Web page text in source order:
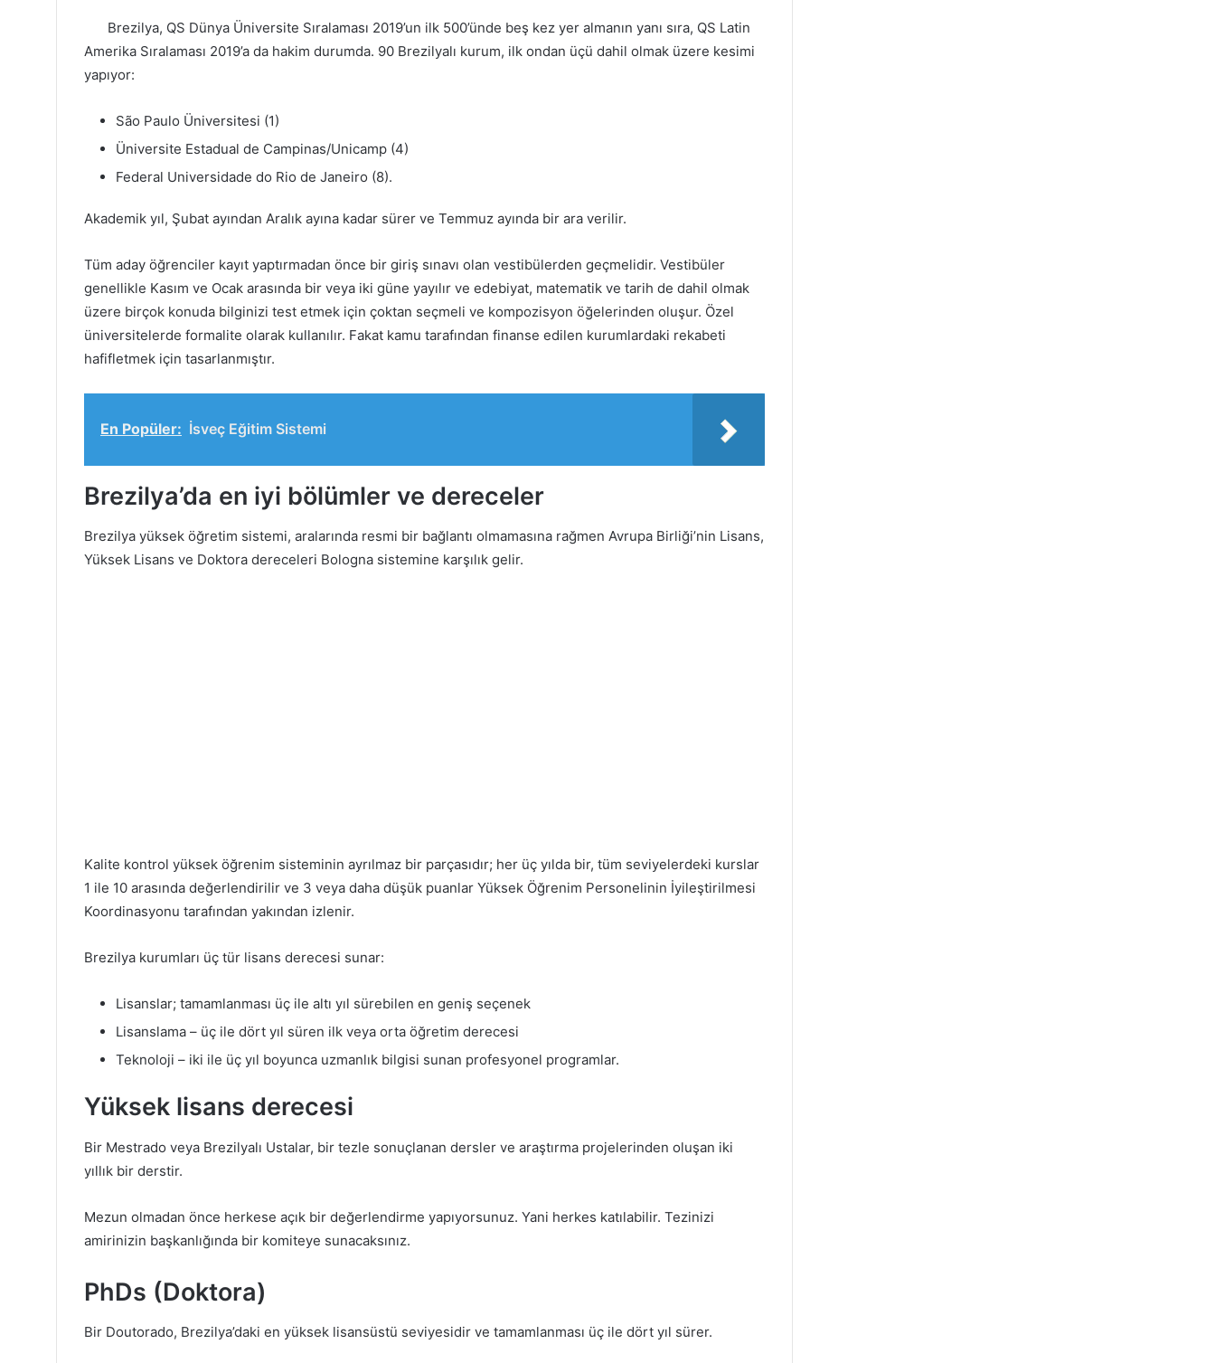
Brezilya, QS Dünya Üniversite Sıralaması 2019’un ilk 500’ünde beş kez yer almanın yanı sıra, QS Latin
Amerika Sıralaması 2019’a da hakim durumda. 90 Brezilyalı kurum, ilk ondan üçü dahil olmak üzere kesimi
yapıyor:
São Paulo Üniversitesi (1)
Üniversite Estadual de Campinas/Unicamp (4)
Federal Universidade do Rio de Janeiro (8).
Akademik yıl, Şubat ayından Aralık ayına kadar sürer ve Temmuz ayında bir ara verilir.
Tüm aday öğrenciler kayıt yaptırmadan önce bir giriş sınavı olan vestibülerden geçmelidir. Vestibüler
genellikle Kasım ve Ocak arasında bir veya iki güne yayılır ve edebiyat, matematik ve tarih de dahil olmak
üzere birçok konuda bilginizi test etmek için çoktan seçmeli ve kompozisyon öğelerinden oluşur. Özel
üniversitelerde formalite olarak kullanılır. Fakat kamu tarafından finanse edilen kurumlardaki rekabeti
hafifletmek için tasarlanmıştır.
En Popüler: İsveç Eğitim Sistemi
Brezilya’da en iyi bölümler ve dereceler
Brezilya yüksek öğretim sistemi, aralarında resmi bir bağlantı olmamasına rağmen Avrupa Birliği’nin Lisans,
Yüksek Lisans ve Doktora dereceleri Bologna sistemine karşılık gelir.
Kalite kontrol yüksek öğrenim sisteminin ayrılmaz bir parçasıdır; her üç yılda bir, tüm seviyelerdeki kurslar
1 ile 10 arasında değerlendirilir ve 3 veya daha düşük puanlar Yüksek Öğrenim Personelinin İyileştirilmesi
Koordinasyonu tarafından yakından izlenir.
Brezilya kurumları üç tür lisans derecesi sunar:
Lisanslar; tamamlanması üç ile altı yıl sürebilen en geniş seçenek
Lisanslama – üç ile dört yıl süren ilk veya orta öğretim derecesi
Teknoloji – iki ile üç yıl boyunca uzmanlık bilgisi sunan profesyonel programlar.
Yüksek lisans derecesi
Bir Mestrado veya Brezilyalı Ustalar, bir tezle sonuçlanan dersler ve araştırma projelerinden oluşan iki
yıllık bir derstir.
Mezun olmadan önce herkese açık bir değerlendirme yapıyorsunuz. Yani herkes katılabilir. Tezinizi
amirinizin başkanlığında bir komiteye sunacaksınız.
PhDs (Doktora)
Bir Doutorado, Brezilya’daki en yüksek lisansüstü seviyesidir ve tamamlanması üç ile dört yıl sürer.